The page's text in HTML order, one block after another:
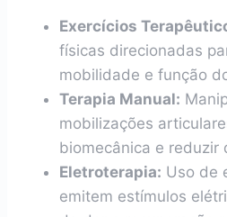
Exercícios
físicas direcionadas
mobilidade e função
Terapia Manual:
mobilizações
biomecânica e reduzir
Eletroterapia: Uso de
emitem estímulos